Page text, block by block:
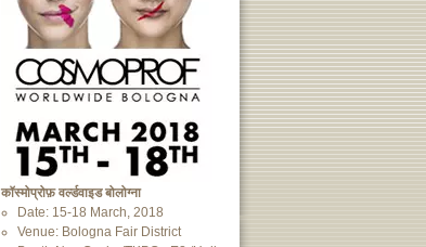
कॉस्मोप्रोफ़ वर्ल्डवाइड बोलोग्ना
Date: 15-18 March, 2018
Venue: Bologna Fair District